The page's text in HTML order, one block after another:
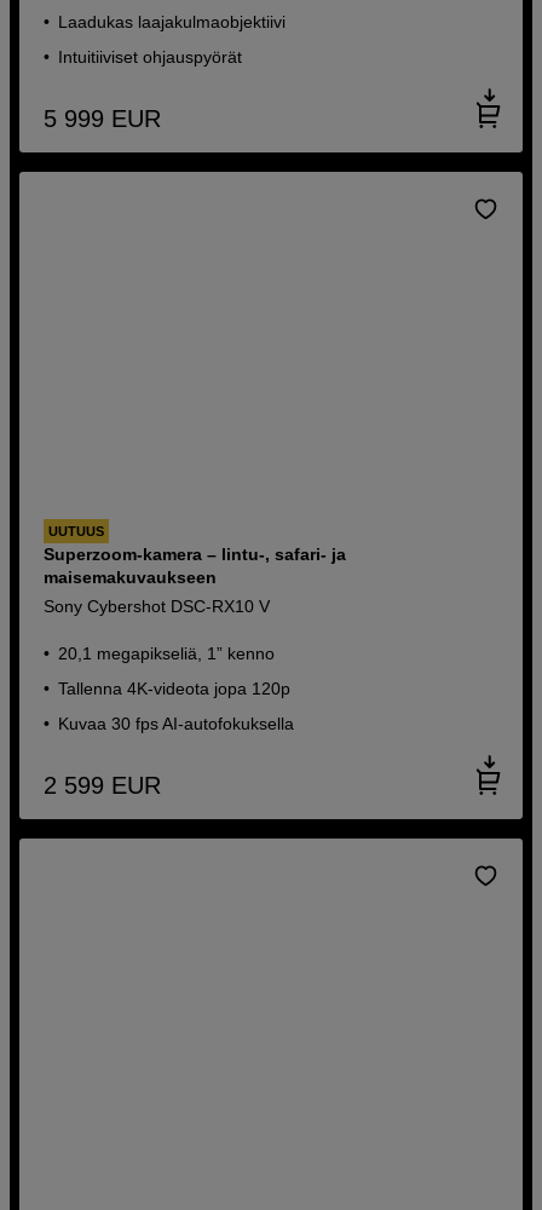
Laadukas laajakulmaobjektiivi
Intuitiiviset ohjauspyörät
5 999 EUR
UUTUUS
Superzoom-kamera – lintu-, safari- ja
maisemakuvaukseen
Sony Cybershot DSC-RX10 V
20,1 megapikseliä, 1” kenno
Tallenna 4K-videota jopa 120p
Kuvaa 30 fps AI-autofokuksella
2 599 EUR